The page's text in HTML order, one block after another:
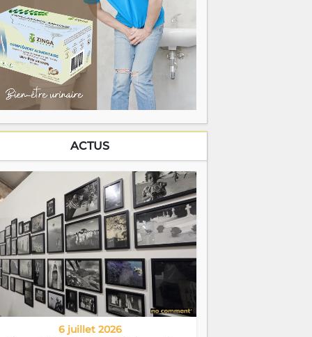
ACTUS
6 juillet 2026